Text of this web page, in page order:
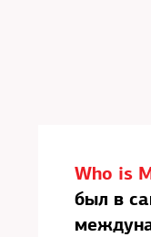
Who is
был в